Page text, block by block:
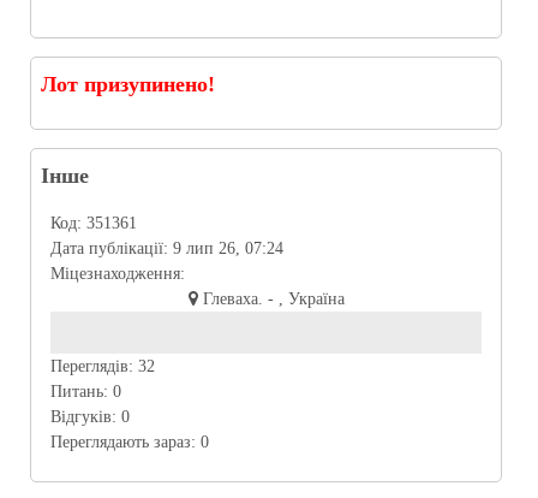
Лот призупинено!
Інше
Код: 351361
Дата публікації: 9 лип 26, 07:24
Міцезнаходження:
Глеваха. - , Україна
Переглядів: 32
Питань: 0
Відгуків: 0
Переглядають зараз: 0